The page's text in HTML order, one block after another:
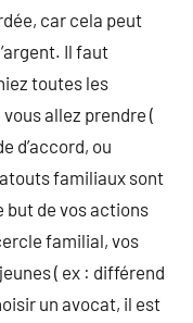
car cela peut
Il faut
toutes les
allez prendre (
d’accord, ou
familiaux sont
but de vos actions
familial, vos
( ex : différend
un avocat, il est